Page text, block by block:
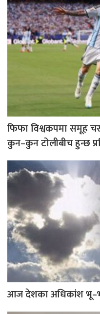
फिफा विश्वकपमा समूह
कुन–कुन टोलीबीच हुन्छ
आज देशका अधिकांश